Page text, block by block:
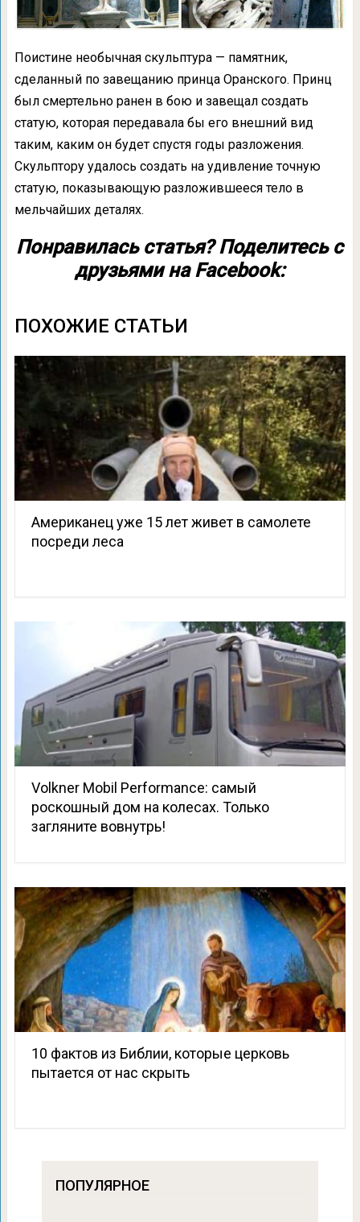
Поистине необычная скульптура — памятник,
сделанный по завещанию принца Оранского. Принц
был смертельно ранен в бою и завещал создать
статую, которая передавала бы его внешний вид
таким, каким он будет спустя годы разложения.
Скульптору удалось создать на удивление точную
статую, показывающую разложившееся тело в
мельчайших деталях.
Понравилась статья? Поделитесь с
друзьями на Facebook:
ПОХОЖИЕ СТАТЬИ
Американец уже 15 лет живет в самолете
посреди леса
Volkner Mobil Performance: самый
роскошный дом на колесах. Только
загляните вовнутрь!
10 фактов из Библии, которые церковь
пытается от нас скрыть
ПОПУЛЯРНОЕ